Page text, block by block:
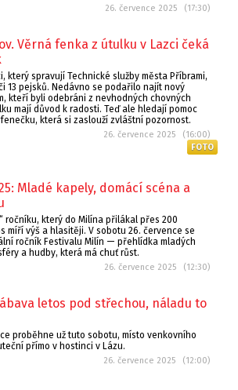
26. července 2025 (17:30)
Věrná fenka z útulku v Lazci čeká
který spravují Technické služby města Příbrami,
13 pejsků. Nedávno se podařilo najít nový
kteří byli odebráni z nevhodných chovných
mají důvod k radosti. Teď ale hledají pomoc
která si zaslouží zvláštní pozornost.
26. července 2025 (16:00)
FOTO
Mladé kapely, domácí scéna a
ročníku, který do Milína přilákal přes 200
míří výš a hlasitěji. V sobotu 26. července se
ročník Festivalu Milín — přehlídka mladých
a hudby, která má chuť růst.
26. července 2025 (12:30)
letos pod střechou, náladu to
proběhne už tuto sobotu, místo venkovního
přímo v hostinci v Lázu.
26. července 2025 (12:00)